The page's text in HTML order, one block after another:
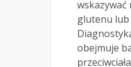
glutenu lub
obejmuje